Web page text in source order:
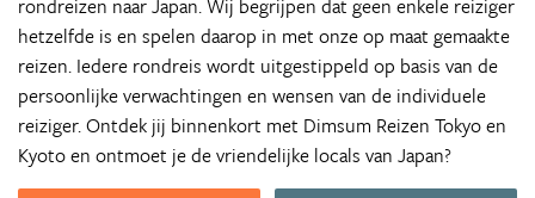
rondreizen naar Japan. Wij begrijpen dat geen enkele reiziger
hetzelfde is en spelen daarop in met onze op maat gemaakte
reizen. Iedere rondreis wordt uitgestippeld op basis van de
persoonlijke verwachtingen en wensen van de individuele
reiziger. Ontdek jij binnenkort met Dimsum Reizen Tokyo en
Kyoto en ontmoet je de vriendelijke locals van Japan?